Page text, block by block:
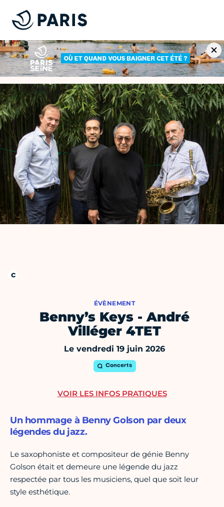
ÉVÈNEMENT
Benny’s Keys - André
Villéger 4TET
Le vendredi 19 juin 2026
Concerts
Un hommage à Benny Golson par deux
légendes du jazz.
Le saxophoniste et compositeur de génie Benny
Golson était et demeure une légende du jazz
respectée par tous les musiciens, quel que soit leur
style esthétique.
VOIR LES INFOS PRATIQUES